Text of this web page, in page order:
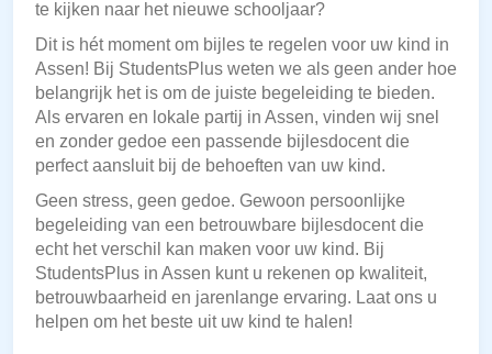
te kijken naar het nieuwe schooljaar?
Dit is hét moment om bijles te regelen voor uw kind in
Assen! Bij StudentsPlus weten we als geen ander hoe
belangrijk het is om de juiste begeleiding te bieden.
Als ervaren en lokale partij in Assen, vinden wij snel
en zonder gedoe een passende bijlesdocent die
perfect aansluit bij de behoeften van uw kind.
Geen stress, geen gedoe. Gewoon persoonlijke
begeleiding van een betrouwbare bijlesdocent die
echt het verschil kan maken voor uw kind. Bij
StudentsPlus in Assen kunt u rekenen op kwaliteit,
betrouwbaarheid en jarenlange ervaring. Laat ons u
helpen om het beste uit uw kind te halen!